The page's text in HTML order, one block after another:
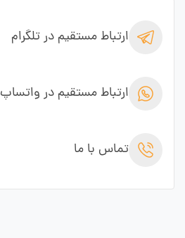
ارتباط مستقیم در تلگرام
ارتباط مستقیم در واتساپ
تماس با ما